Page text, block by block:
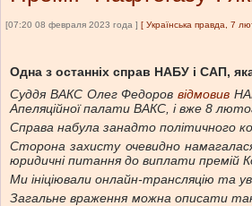
[07:20 08 февраля 2023 года ] [ Українська правда, 7
Одна з останніх справ НАБУ і САП,
Суддя ВАКС Олег Федороввідмовив
Апеляційної палати ВАКС, і вже 8
Справа набула занадто політичного
Сторона захисту очевидно
юридичні питання до виплати премій
Ми ініціювали онлайн-трансляцію та
Загальне враження можна описати